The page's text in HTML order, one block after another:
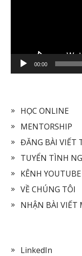
00:00
HỌC ONLINE
MENTORSHIP
ĐĂNG BÀI VIẾT
TUYỂN TÌNH
KÊNH YOUTUBE
VỀ CHÚNG TÔI
NHẬN BÀI VIẾT
LinkedIn